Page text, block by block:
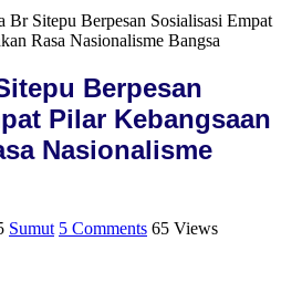
Br Sitepu Berpesan Sosialisasi Empat
Rasa Nasionalisme Bangsa
Berpesan
Pilar Kebangsaan
Nasionalisme
Sumut 5 Comments 65 Views